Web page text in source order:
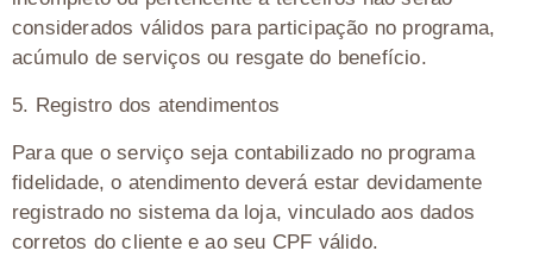
considerados válidos para participação no programa,
acúmulo de serviços ou resgate do benefício.
5.⁠ ⁠Registro dos atendimentos
Para que o serviço seja contabilizado no programa
fidelidade, o atendimento deverá estar devidamente
registrado no sistema da loja, vinculado aos dados
corretos do cliente e ao seu CPF válido.